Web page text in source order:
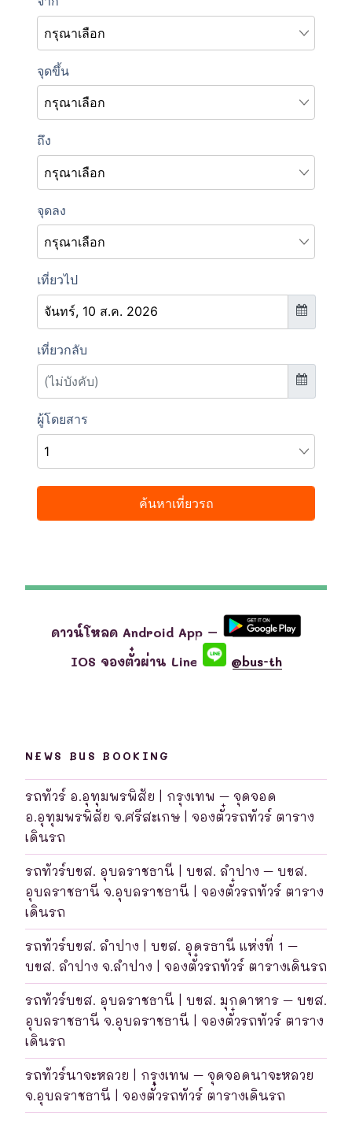
ดาวน์โหลด Android App –
IOS จองตั๋วผ่าน Line
@bus-th
NEWS BUS BOOKING
รถทัวร์ อ.อุทุมพรพิสัย | กรุงเทพ – จุดจอด
อ.อุทุมพรพิสัย จ.ศรีสะเกษ | จองตั๋วรถทัวร์ ตาราง
เดินรถ
รถทัวร์บขส. อุบลราชธานี | บขส. ลำปาง – บขส.
อุบลราชธานี จ.อุบลราชธานี | จองตั๋วรถทัวร์ ตาราง
เดินรถ
รถทัวร์บขส. ลำปาง | บขส. อุดรธานี แห่งที่ 1 –
บขส. ลำปาง จ.ลำปาง | จองตั๋วรถทัวร์ ตารางเดินรถ
รถทัวร์บขส. อุบลราชธานี | บขส. มุกดาหาร – บขส.
อุบลราชธานี จ.อุบลราชธานี | จองตั๋วรถทัวร์ ตาราง
เดินรถ
รถทัวร์นาจะหลวย | กรุงเทพ – จุดจอดนาจะหลวย
จ.อุบลราชธานี | จองตั๋วรถทัวร์ ตารางเดินรถ